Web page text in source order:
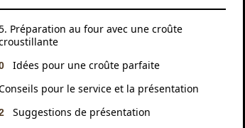
Préparation au four avec une croûte
Idées pour une croûte parfaite
pour le service et la présentation
Suggestions de présentation